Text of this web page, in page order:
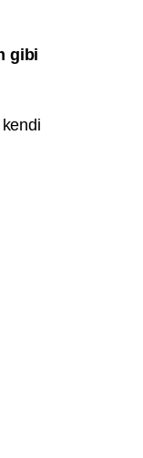
gibi